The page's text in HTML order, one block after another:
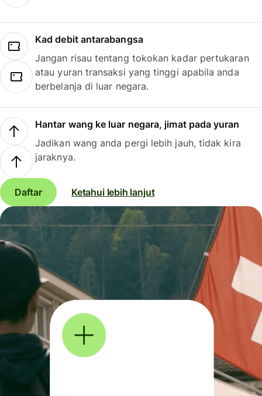
Kad debit antarabangsa
Jangan risau tentang tokokan kadar pertukaran
atau yuran transaksi yang tinggi apabila anda
berbelanja di luar negara.
Hantar wang ke luar negara, jimat pada yuran
Jadikan wang anda pergi lebih jauh, tidak kira
jaraknya.
Daftar Ketahui lebih lanjut